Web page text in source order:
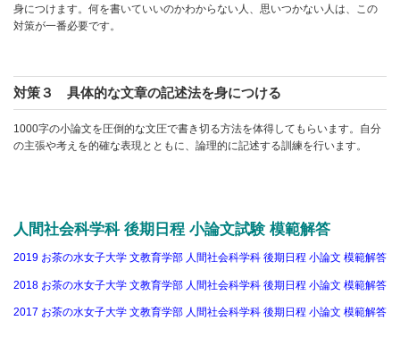
身につけます。何を書いていいのかわからない人、思いつかない人は、この
対策が一番必要です。
対策３ 具体的な文章の記述法を身につける
1000字の小論文を圧倒的な文圧で書き切る方法を体得してもらいます。自分
の主張や考えを的確な表現とともに、論理的に記述する訓練を行います。
人間社会科学科 後期日程 小論文試験 模範解答
2019 お茶の水女子大学 文教育学部 人間社会科学科 後期日程 小論文 模範解答
2018 お茶の水女子大学 文教育学部 人間社会科学科 後期日程 小論文 模範解答
2017 お茶の水女子大学 文教育学部 人間社会科学科 後期日程 小論文 模範解答